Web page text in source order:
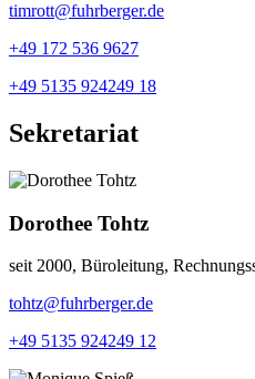
timrott@fuhrberger.de
+49 172 536 9627
+49 5135 924249 18
Sekretariat
Dorothee Tohtz
seit 2000, Büroleitung,
tohtz@fuhrberger.de
+49 5135 924249 12